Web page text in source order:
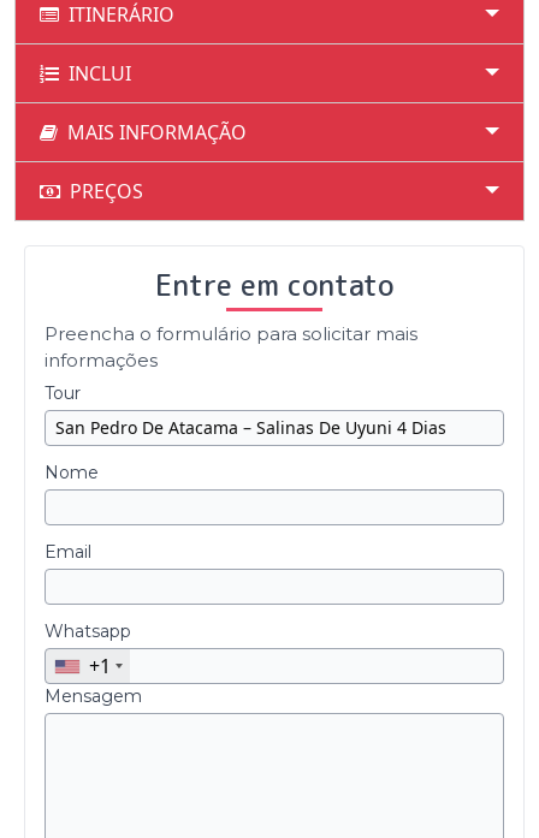
ITINERÁRIO
INCLUI
MAIS INFORMAÇÃO
PREÇOS
Entre em contato
Preencha o formulário para solicitar mais
informações
Tour
Nome
Email
Whatsapp
+1
Mensagem